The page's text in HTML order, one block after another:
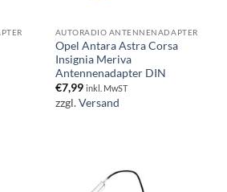
AUTORADIO ANTENNENADAPTER
Opel Antara Astra Corsa
Insignia Meriva
Antennenadapter DIN
€7,99 inkl. MwST
zzgl.Versand